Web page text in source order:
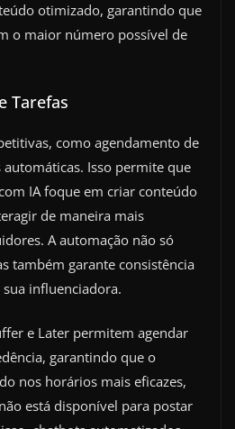
otimizado, garantindo que
o maior número possível de
Tarefas
como agendamento de
automáticas. Isso permite que
IA foque em criar conteúdo
de maneira mais
A automação não só
também garante consistência
influenciadora.
e Later permitem agendar
garantindo que o
nos horários mais eficazes,
está disponível para postar